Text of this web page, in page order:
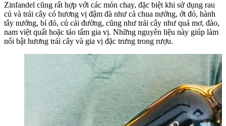
Zinfandel cũng rất hợp với các món chay, đặc biệt khi sử dụng rau
củ và trái cây có hương vị đậm đà như cà chua nướng, ớt đỏ, hành
tây nướng, bí đỏ, củ cải đường, cũng như trái cây như quả mơ, đào,
nam việt quất hoặc táo tẩm gia vị. Những nguyên liệu này giúp làm
nổi bật hương trái cây và gia vị đặc trưng trong rượu.